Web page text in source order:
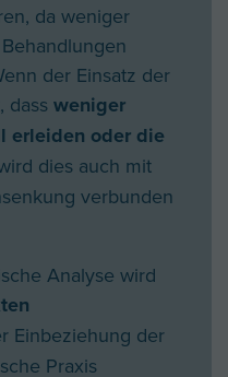
da weniger
der Einsatz der
dass weniger
erleiden oder die
dies auch mit
verbunden
Analyse wird
Einbeziehung der
Praxis